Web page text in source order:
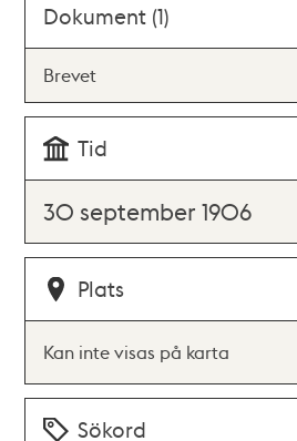
Dokument (1)
Brevet
Tid
30 september 1906
Plats
Kan inte visas på karta
Sökord